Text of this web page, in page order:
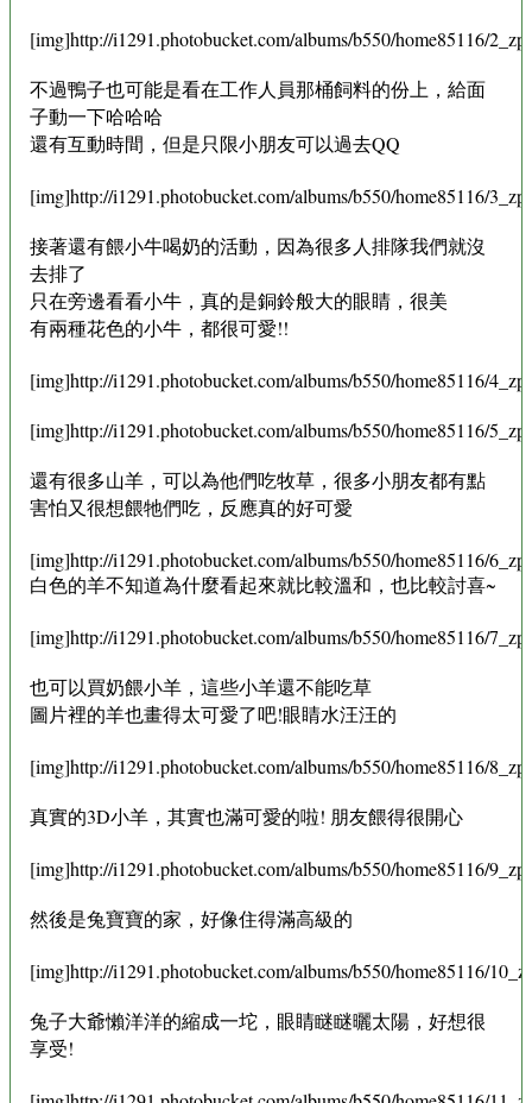
[img]http://i1291.photobucket.com/albums/b550/home85116/
不過鴨子也可能是看在工作人員那桶飼料的份上，給面
子動一下哈哈哈
還有互動時間，但是只限小朋友可以過去QQ
[img]http://i1291.photobucket.com/albums/b550/home85116/
接著還有餵小牛喝奶的活動，因為很多人排隊我們就沒
去排了
只在旁邊看看小牛，真的是銅鈴般大的眼睛，很美
有兩種花色的小牛，都很可愛!!
[img]http://i1291.photobucket.com/albums/b550/home85116/
[img]http://i1291.photobucket.com/albums/b550/home85116/
還有很多山羊，可以為他們吃牧草，很多小朋友都有點
害怕又很想餵牠們吃，反應真的好可愛
[img]http://i1291.photobucket.com/albums/b550/home85116/
白色的羊不知道為什麼看起來就比較溫和，也比較討喜~
[img]http://i1291.photobucket.com/albums/b550/home85116/
也可以買奶餵小羊，這些小羊還不能吃草
圖片裡的羊也畫得太可愛了吧!眼睛水汪汪的
[img]http://i1291.photobucket.com/albums/b550/home85116/
真實的3D小羊，其實也滿可愛的啦! 朋友餵得很開心
[img]http://i1291.photobucket.com/albums/b550/home85116/
然後是兔寶寶的家，好像住得滿高級的
[img]http://i1291.photobucket.com/albums/b550/home85116/
兔子大爺懶洋洋的縮成一坨，眼睛瞇瞇曬太陽，好想很
享受!